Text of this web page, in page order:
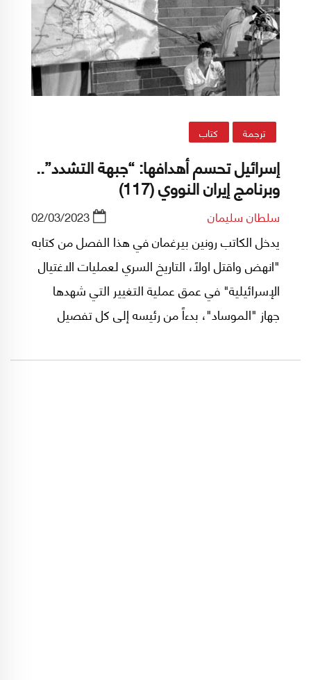
ترجمة كتاب
إسرائيل تحسم أهدافها: “جبهة التشدد”..
وبرنامج إيران النووي (117)
سلطان سليمان 02/03/2023
يدخل الكاتب رونين بيرغمان في هذا الفصل من كتابه
"انهض واقتل اولاً، التاريخ السري لعمليات الاغتيال
الإسرائيلية" في عمق عملية التغيير التي شهدها
جهاز "الموساد"، بدءاً من رئيسه إلى كل تفصيل
الى عملائه، ويقع في صلبها وقف برنامج إيران